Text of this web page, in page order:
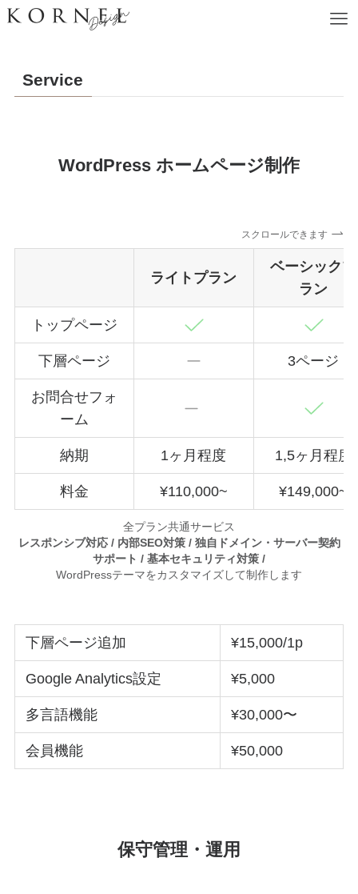
Service
WordPress ホームページ制作
スクロールできます
ライトプラン
ベーシックプ
ラン
トップページ
下層ページ 3ページ
お問合せフォ
ーム
納期 1ヶ月程度 1,5ヶ月程度
料金 ¥110,000~ ¥149,000~
全プラン共通サービス
レスポンシブ対応 / 内部SEO対策 / 独自ドメイン・サーバー契約
サポート / 基本セキュリティ対策 /
WordPressテーマをカスタマイズして制作します
下層ページ追加 ¥15,000/1p
Google Analytics設定 ¥5,000
多言語機能 ¥30,000〜
会員機能 ¥50,000
保守管理・運用